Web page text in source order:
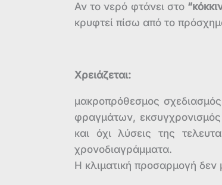
Αν το νερό φτάνει στο
κρυφτεί πίσω από το
Χρειάζεται:
μακροπρόθεσμος
φραγμάτων,
και όχι λύσεις της
χρονοδιαγράμματα.
Η κλιματική προσαρμογή δεν